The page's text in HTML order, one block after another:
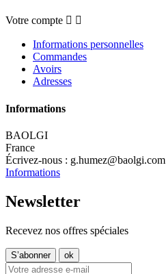
Votre compte  
Informations personnelles
Commandes
Avoirs
Adresses
Informations
BAOLGI
France
Écrivez-nous : g.humez@baolgi.com
Informations
Newsletter
Recevez nos offres spéciales